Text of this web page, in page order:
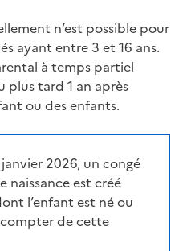
n’est possible pour
ayant entre 3 et 16 ans.
à temps partiel
plus tard 1 an après
ou des enfants.
2026, un congé
naissance est créé
l’enfant est né ou
de cette